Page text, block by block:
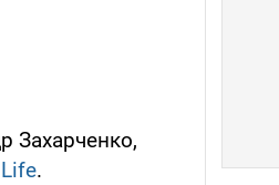
Захарченко,
Life.